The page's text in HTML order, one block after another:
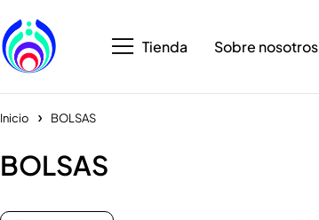
Tienda Sobre nosotros
Inicio BOLSAS
BOLSAS